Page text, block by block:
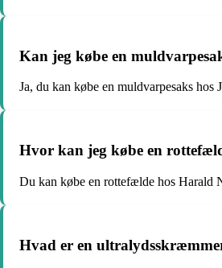
Kan jeg købe en
Ja, du kan købe en muldvarpesaks hos
Hvor kan jeg købe en
Du kan købe en rottefælde hos Harald
Hvad er en